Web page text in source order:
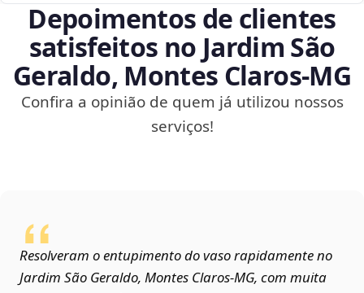
Depoimentos de clientes
satisfeitos no Jardim São
Geraldo, Montes Claros‑MG
Confira a opinião de quem já utilizou nossos
serviços!
Resolveram o entupimento do vaso rapidamente no
Jardim São Geraldo, Montes Claros‑MG, com muita